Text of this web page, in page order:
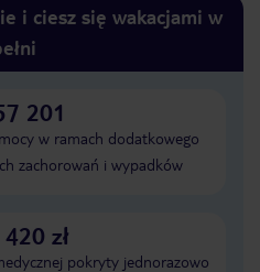
i ciesz się wakacjami w
201
w ramach dodatkowego
zachorowań i wypadków
zł
pokryty jednorazowo